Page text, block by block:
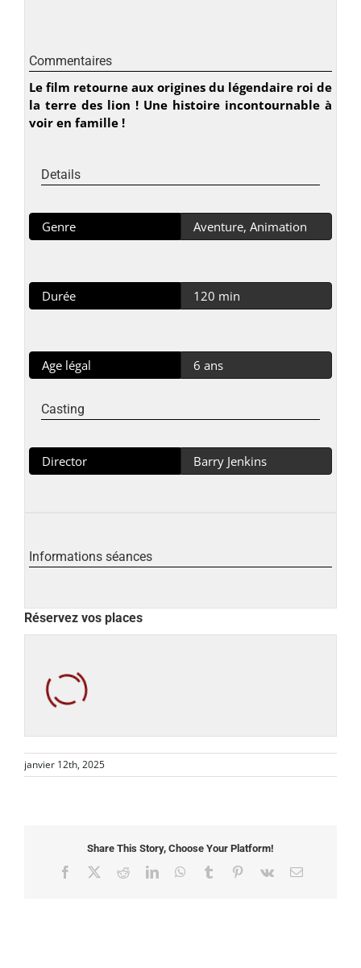
Commentaires
Le film retourne aux origines du légendaire roi de
la terre des lion ! Une histoire incontournable à
voir en famille !
Details
Genre Aventure, Animation
Durée 120 min
Age légal 6 ans
Casting
Director Barry Jenkins
Informations séances
Réservez vos places
janvier 12th, 2025
Share This Story, Choose Your Platform!
Facebook RedditLinkedInWhatsApp
Tumblr Pinterest
Vk Email